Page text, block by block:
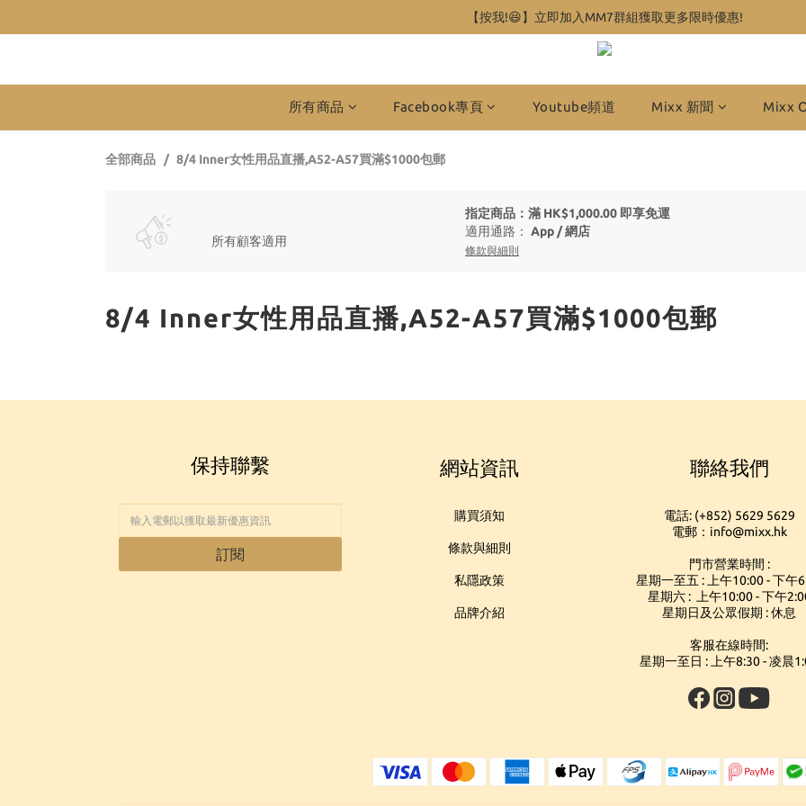
【按我!😆】立即加入MM7群組獲取更多限時優惠!
所有商品 Facebook專頁 Youtube頻道 Mixx 新聞 Mixx
全部商品 8/4 Inner女性用品直播,A52-A57買滿$1000包郵
所有顧客適用
指定商品：滿 HK$1,000.00 即享免運
適用通路： App /網店
條款與細則
8/4 Inner女性用品直播,A52-A57買滿$1000包郵
保持聯繫
訂閱
網站資訊
購買須知
條款與細則
私隱政策
品牌介紹
聯絡我們
電話: (+852) 5629 5629
電郵：info@mixx.hk
門市營業時間 :
星期一至五 : 上午10:00 - 下午
星期六 : 上午10:00 - 下午
星期日及公眾假期 : 休息
客服在線時間:
星期一至日 : 上午8:30 - 凌晨